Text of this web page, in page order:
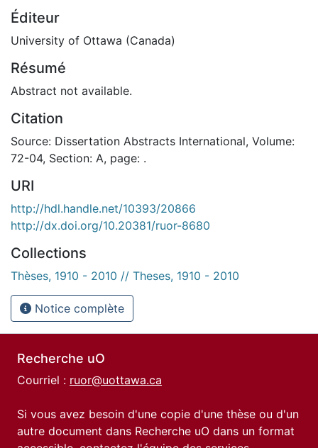
Éditeur
University of Ottawa (Canada)
Résumé
Abstract not available.
Citation
Source: Dissertation Abstracts International, Volume:
72-04, Section: A, page: .
URI
http://hdl.handle.net/10393/20866
http://dx.doi.org/10.20381/ruor-8680
Collections
Thèses, 1910 - 2010 // Theses, 1910 - 2010
Notice complète
Recherche uO
Courriel : ruor@uottawa.ca
Si vous avez besoin d'une copie d'une thèse ou d'un
autre document dans Recherche uO dans un format